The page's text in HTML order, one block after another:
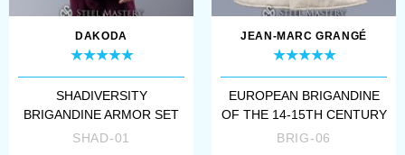
DAKODA
SHADIVERSITY
BRIGANDINE ARMOR SET
SHAD-01
JEAN-MARC GRANGÉ
EUROPEAN BRIGANDINE
OF THE 14-15TH CENTURY
BRIG-06